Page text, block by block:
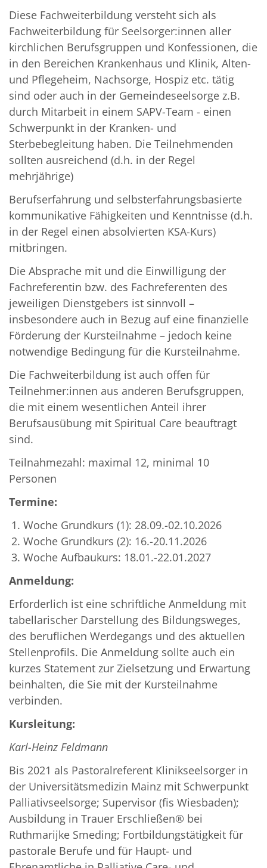
Diese Fachweiterbildung versteht sich als
Fachweiterbildung für Seelsorger:innen aller
kirchlichen Berufsgruppen und Konfessionen, die
in den Bereichen Krankenhaus und Klinik, Alten-
und Pflegeheim, Nachsorge, Hospiz etc. tätig
sind oder auch in der Gemeindeseelsorge z.B.
durch Mitarbeit in einem SAPV-Team - einen
Schwerpunkt in der Kranken- und
Sterbebegleitung haben. Die Teilnehmenden
sollten ausreichend (d.h. in der Regel
mehrjährige)
Berufserfahrung und selbsterfahrungsbasierte
kommunikative Fähigkeiten und Kenntnisse (d.h.
in der Regel einen absolvierten KSA-Kurs)
mitbringen.
Die Absprache mit und die Einwilligung der
Fachreferentin bzw. des Fachreferenten des
jeweiligen Dienstgebers ist sinnvoll –
insbesondere auch in Bezug auf eine finanzielle
Förderung der Kursteilnahme – jedoch keine
notwendige Bedingung für die Kursteilnahme.
Die Fachweiterbildung ist auch offen für
Teilnehmer:innen aus anderen Berufsgruppen,
die mit einem wesentlichen Anteil ihrer
Berufsausübung mit Spiritual Care beauftragt
sind.
Teilnahmezahl: maximal 12, minimal 10
Personen
Termine:
Woche Grundkurs (1): 28.09.-02.10.2026
Woche Grundkurs (2): 16.-20.11.2026
Woche Aufbaukurs: 18.01.-22.01.2027
Anmeldung:
Erforderlich ist eine schriftliche Anmeldung mit
tabellarischer Darstellung des Bildungsweges,
des beruflichen Werdegangs und des aktuellen
Stellenprofils. Die Anmeldung sollte auch ein
kurzes Statement zur Zielsetzung und Erwartung
beinhalten, die Sie mit der Kursteilnahme
verbinden.
Kursleitung:
Karl-Heinz Feldmann
Bis 2021 als Pastoralreferent Klinikseelsorger in
der Universitätsmedizin Mainz mit Schwerpunkt
Palliativseelsorge; Supervisor (fis Wiesbaden);
Ausbildung in Trauer Erschließen® bei
Ruthmarijke Smeding; Fortbildungstätigkeit für
pastorale Berufe und für Haupt- und